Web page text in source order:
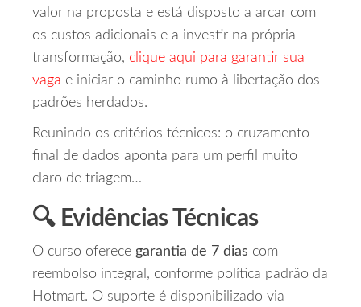
valor na proposta e está disposto a arcar com
os custos adicionais e a investir na própria
transformação, clique aqui para garantir sua
vaga e iniciar o caminho rumo à libertação dos
padrões herdados.
Reunindo os critérios técnicos: o cruzamento
final de dados aponta para um perfil muito
claro de triagem…
🔍 Evidências Técnicas
O curso oferece garantia de 7 dias com
reembolso integral, conforme política padrão da
Hotmart. O suporte é disponibilizado via